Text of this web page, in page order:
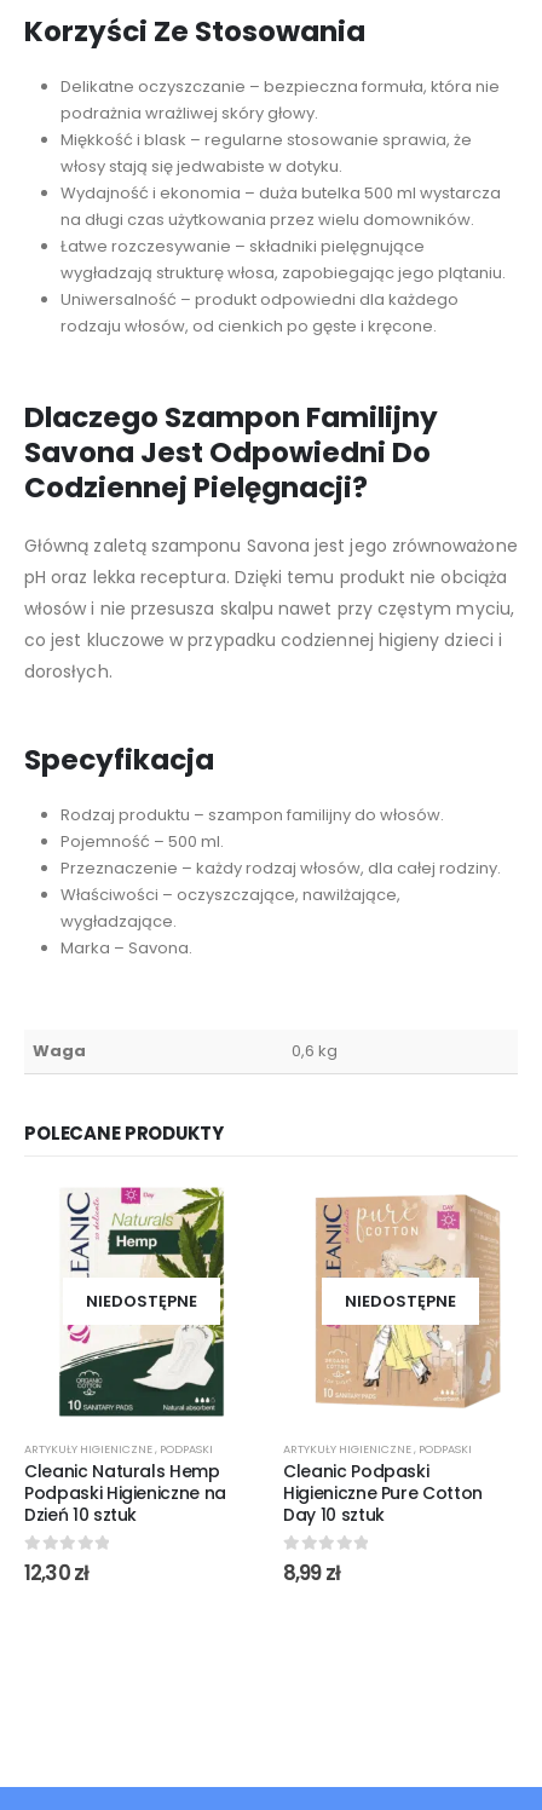
Korzyści Ze Stosowania
Delikatne oczyszczanie – bezpieczna formuła, która nie
podrażnia wrażliwej skóry głowy.
Miękkość i blask – regularne stosowanie sprawia, że
włosy stają się jedwabiste w dotyku.
Wydajność i ekonomia – duża butelka 500 ml wystarcza
na długi czas użytkowania przez wielu domowników.
Łatwe rozczesywanie – składniki pielęgnujące
wygładzają strukturę włosa, zapobiegając jego plątaniu.
Uniwersalność – produkt odpowiedni dla każdego
rodzaju włosów, od cienkich po gęste i kręcone.
Dlaczego Szampon Familijny
Savona Jest Odpowiedni Do
Codziennej Pielęgnacji?
Główną zaletą szamponu Savona jest jego zrównoważone
pH oraz lekka receptura. Dzięki temu produkt nie obciąża
włosów i nie przesusza skalpu nawet przy częstym myciu,
co jest kluczowe w przypadku codziennej higieny dzieci i
dorosłych.
Specyfikacja
Rodzaj produktu – szampon familijny do włosów.
Pojemność – 500 ml.
Przeznaczenie – każdy rodzaj włosów, dla całej rodziny.
Właściwości – oczyszczające, nawilżające,
wygładzające.
Marka – Savona.
Waga 0,6 kg
POLECANE PRODUKTY
NIEDOSTĘPNE
ARTYKUŁY HIGIENICZNE , PODPASKI
Cleanic Naturals Hemp
Podpaski Higieniczne na
Dzień 10 sztuk
0out of 5
12,30zł
NIEDOSTĘPNE
ARTYKUŁY HIGIENICZNE , PODPASKI
Cleanic Podpaski
Higieniczne Pure Cotton
Day 10 sztuk
0out of 5
8,99zł